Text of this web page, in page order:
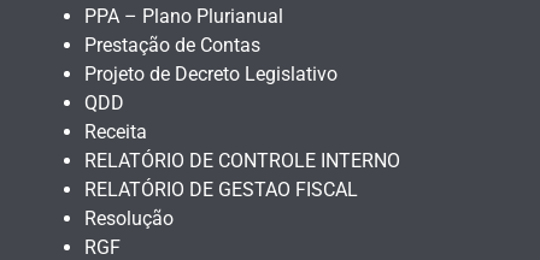
PPA – Plano Plurianual
Prestação de Contas
Projeto de Decreto Legislativo
QDD
Receita
RELATÓRIO DE CONTROLE INTERNO
RELATÓRIO DE GESTAO FISCAL
Resolução
RGF